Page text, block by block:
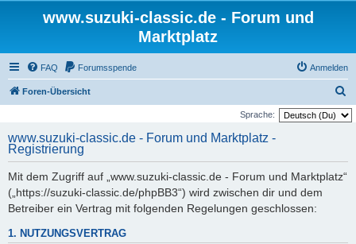
www.suzuki-classic.de - Forum und
Marktplatz
FAQ Forumsspende Anmelden
Foren-Übersicht
u
Sprache:
www.suzuki-classic.de - Forum und Marktplatz -
Registrierung
Mit dem Zugriff auf „www.suzuki-classic.de - Forum und Marktplatz“
(„https://suzuki-classic.de/phpBB3“) wird zwischen dir und dem
Betreiber ein Vertrag mit folgenden Regelungen geschlossen:
1. NUTZUNGSVERTRAG